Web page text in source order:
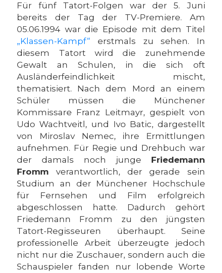
Für fünf Tatort-Folgen war der 5. Juni
bereits der Tag der TV-Premiere. Am
05.06.1994 war die Episode mit dem Titel
„Klassen-Kampf“ erstmals zu sehen. In
diesem Tatort wird die zunehmende
Gewalt an Schulen, in die sich oft
Ausländerfeindlichkeit mischt,
thematisiert. Nach dem Mord an einem
Schüler müssen die Münchener
Kommissare Franz Leitmayr, gespielt von
Udo Wachtveitl, und Ivo Batic, dargestellt
von Miroslav Nemec, ihre Ermittlungen
aufnehmen. Für Regie und Drehbuch war
der damals noch junge Friedemann
Fromm verantwortlich, der gerade sein
Studium an der Münchener Hochschule
für Fernsehen und Film erfolgreich
abgeschlossen hatte. Dadurch gehört
Friedemann Fromm zu den jüngsten
Tatort-Regisseuren überhaupt. Seine
professionelle Arbeit überzeugte jedoch
nicht nur die Zuschauer, sondern auch die
Schauspieler fanden nur lobende Worte